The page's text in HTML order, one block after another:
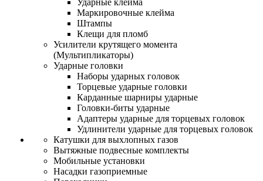
Ударные клейма
Маркировочные клейма
Штампы
Клещи для пломб
Усилители крутящего момента
(Мультипликаторы)
Ударные головки
Наборы ударных головок
Торцевые ударные головки
Карданные шарниры ударные
Головки-биты ударные
Адаптеры ударные для торцевых головок
Удлинители ударные для торцевых головок
Катушки для выхлопных газов
Вытяжные подвесные комплекты
Мобильные установки
Насадки газоприемные